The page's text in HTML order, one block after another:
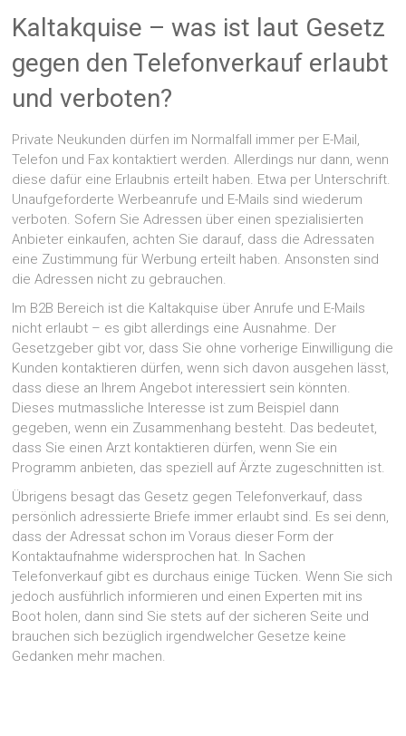
Kaltakquise – was ist laut Gesetz
gegen den Telefonverkauf erlaubt
und verboten?
Private Neukunden dürfen im Normalfall immer per E-Mail,
Telefon und Fax kontaktiert werden. Allerdings nur dann, wenn
diese dafür eine Erlaubnis erteilt haben. Etwa per Unterschrift.
Unaufgeforderte Werbeanrufe und E-Mails sind wiederum
verboten. Sofern Sie Adressen über einen spezialisierten
Anbieter einkaufen, achten Sie darauf, dass die Adressaten
eine Zustimmung für Werbung erteilt haben. Ansonsten sind
die Adressen nicht zu gebrauchen.
Im B2B Bereich ist die Kaltakquise über Anrufe und E-Mails
nicht erlaubt – es gibt allerdings eine Ausnahme. Der
Gesetzgeber gibt vor, dass Sie ohne vorherige Einwilligung die
Kunden kontaktieren dürfen, wenn sich davon ausgehen lässt,
dass diese an Ihrem Angebot interessiert sein könnten.
Dieses mutmassliche Interesse ist zum Beispiel dann
gegeben, wenn ein Zusammenhang besteht. Das bedeutet,
dass Sie einen Arzt kontaktieren dürfen, wenn Sie ein
Programm anbieten, das speziell auf Ärzte zugeschnitten ist.
Übrigens besagt das Gesetz gegen Telefonverkauf, dass
persönlich adressierte Briefe immer erlaubt sind. Es sei denn,
dass der Adressat schon im Voraus dieser Form der
Kontaktaufnahme widersprochen hat. In Sachen
Telefonverkauf gibt es durchaus einige Tücken. Wenn Sie sich
jedoch ausführlich informieren und einen Experten mit ins
Boot holen, dann sind Sie stets auf der sicheren Seite und
brauchen sich bezüglich irgendwelcher Gesetze keine
Gedanken mehr machen.